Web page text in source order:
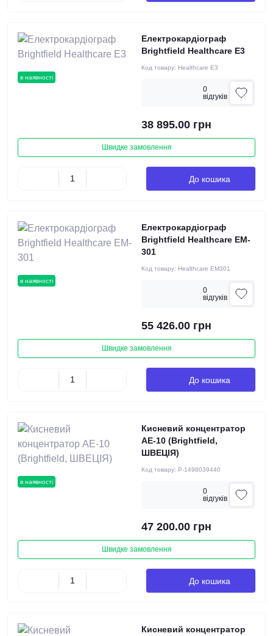
в наявності
Електрокардіограф
Brightfield Healthcare E3
Код товару: Healthcare E3
0
вiдгукiв
38 895.00 грн
Швидке замовлення
До кошика
в наявності
Електрокардіограф
Brightfield Healthcare EM-
301
Код товару: Healthcare EМ301
0
вiдгукiв
55 426.00 грн
Швидке замовлення
До кошика
в наявності
Кисневий концентратор
АЕ-10 (Brightfield,
ШВЕЦІЯ)
Код товару: P-1498039440
0
вiдгукiв
47 200.00 грн
Швидке замовлення
До кошика
Кисневий концентратор